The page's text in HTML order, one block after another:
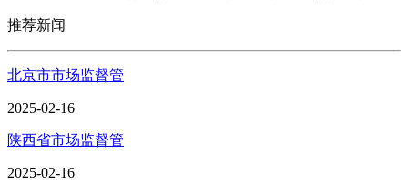
推荐新闻
北京市市场监督管
2025-02-16
陕西省市场监督管
2025-02-16